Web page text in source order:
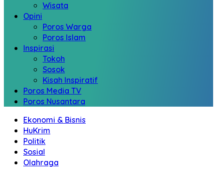
Wisata
Opini
Poros Warga
Poros Islam
Inspirasi
Tokoh
Sosok
Kisah Inspiratif
Poros Media TV
Poros Nusantara
Ekonomi & Bisnis
HuKrim
Politik
Sosial
Olahraga